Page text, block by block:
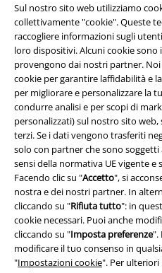
Sul nostro sito web utilizziamo
collettivamente "cookie". Queste
raccogliere informazioni sugli
loro dispositivi. Alcuni cookie
provengono dai nostri partner.
cookie per garantire laffidabilità e
per migliorare e personalizzare la
condurre analisi e per scopi di
personalizzati) sul nostro sito web,
terzi. Se i dati vengono trasferiti
solo con partner che sono soggetti
sensi della normativa UE vigente
Facendo clic su "Accetto", si
nostra e dei nostri partner. In
cliccando su "Rifiuta tutto": in
cookie necessari. Puoi anche
cliccando su "Imposta preferenze".
modificare il tuo consenso in
"Impostazioni cookie". Per
Info legali
Termini & Condizioni
Redazione
Legge sulla Privacy
Smaltimento rifiuti e protezione
Dichiarazione di Conformità
Informazioni sull'accessibilità